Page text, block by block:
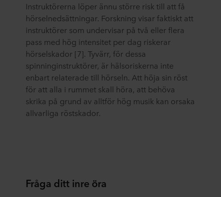
Instruktörerna löper ännu större risk till att få
hörselnedsättningar. Forskning visar faktiskt att
instruktörer som undervisar på två eller flera
pass med hög intensitet per dag riskerar
hörselskador [7]. Tyvärr, för dessa
spinninginstruktörer, är hälsoriskerna inte
enbart relaterade till hörseln. Att höja sin röst
för att alla i rummet skall höra, att behöva
skrika på grund av alltför hög musik kan orsaka
allvarliga röstskador.
Fråga ditt inre öra